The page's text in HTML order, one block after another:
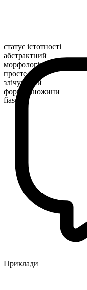
статус істотності
абстрактний
морфологічна будова
просте
злічуваний
форма множини
fiascos
Приклади